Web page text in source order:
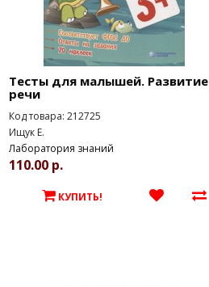
Тесты для малышей. Развитие
речи
Код товара: 212725
Ищук Е.
Лаборатория знаний
110.00 р.
КУПИТЬ!